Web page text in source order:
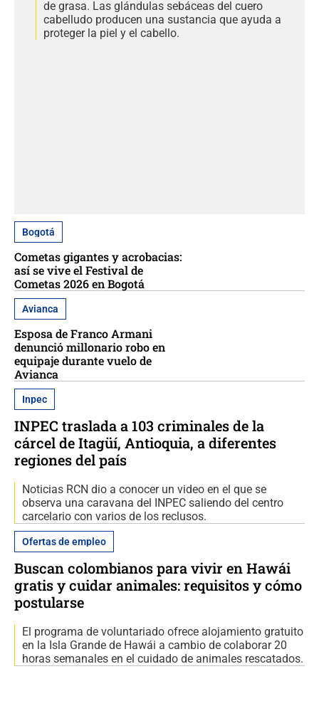
de grasa. Las glándulas sebáceas del cuero
cabelludo producen una sustancia que ayuda a
proteger la piel y el cabello.
Bogotá
Cometas gigantes y acrobacias:
así se vive el Festival de
Cometas 2026 en Bogotá
Avianca
Esposa de Franco Armani
denunció millonario robo en
equipaje durante vuelo de
Avianca
Inpec
INPEC traslada a 103 criminales de la
cárcel de Itagüí, Antioquia, a diferentes
regiones del país
Noticias RCN dio a conocer un video en el que se
observa una caravana del INPEC saliendo del centro
carcelario con varios de los reclusos.
Ofertas de empleo
Buscan colombianos para vivir en Hawái
gratis y cuidar animales: requisitos y cómo
postularse
El programa de voluntariado ofrece alojamiento gratuito
en la Isla Grande de Hawái a cambio de colaborar 20
horas semanales en el cuidado de animales rescatados.